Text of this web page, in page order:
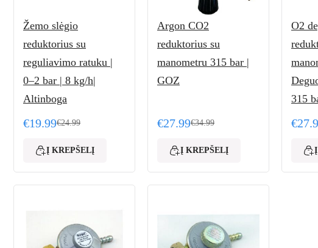
Žemo slėgio
reduktorius su
reguliavimo ratuku |
0–2 bar | 8 kg/h|
Altinboga
€24.99
Original price was: €24.99.
€19.99
Current price is: €19.99.
Į KREPŠELĮ
Argon CO2
reduktorius su
manometru 315 bar |
GOZ
€34.99
Original price was: €34.99.
€27.99
Current price is: €27.99.
Į KREPŠELĮ
O2
315
€